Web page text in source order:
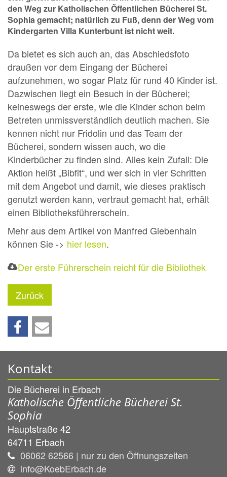
den Weg zur Katholischen Öffentlichen Bücherei St.
Sophia gemacht; natürlich zu Fuß, denn der Weg vom
Kindergarten Villa Kunterbunt ist nicht weit.
Da bietet es sich auch an, das Abschiedsfoto
draußen vor dem Eingang der Bücherei
aufzunehmen, wo sogar Platz für rund 40 Kinder ist.
Dazwischen liegt ein Besuch in der Bücherei;
keineswegs der erste, wie die Kinder schon beim
Betreten unmissverständlich deutlich machen. Sie
kennen nicht nur Fridolin und das Team der
Bücherei, sondern wissen auch, wo die
Kinderbücher zu finden sind. Alles kein Zufall: Die
Aktion heißt „Bibfit“, und wer sich in vier Schritten
mit dem Angebot und damit, wie dieses praktisch
genutzt werden kann, vertraut gemacht hat, erhält
einen Bibliotheksführerschein.
Mehr aus dem Artikel von Manfred Giebenhain
können Sie -> hier lesen.
Der erste Führerschein reicht für die Bibliothek
Zurück
Kontakt
Die Bücherei in Erbach
Katholische Öffentliche Bücherei St.
Sophia
Hauptstraße 42
64711 Erbach
06062 62566 | nur zu den Öffnungszeiten
info@KoebErbach.de